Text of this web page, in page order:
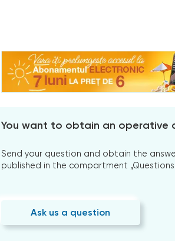
You want to obtain an operative
Send your question and obtain the
published in the compartment „Questions
Ask us a question